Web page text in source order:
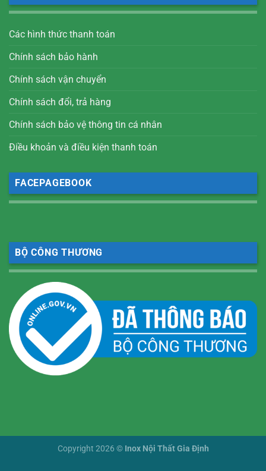
Các hình thức thanh toán
Chính sách bảo hành
Chính sách vận chuyển
Chính sách đổi, trả hàng
Chính sách bảo vệ thông tin cá nhân
Điều khoản và điều kiện thanh toán
FACEPAGEBOOK
BỘ CÔNG THƯƠNG
Copyright 2026 © Inox Nội Thất Gia Định